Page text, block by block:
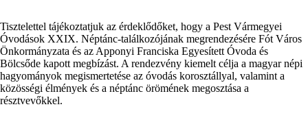
Tisztelettel tájékoztatjuk az érdeklődőket, hogy a Pest Vármegyei
Óvodások XXIX. Néptánc-találkozójának megrendezésére Fót Város
Önkormányzata és az Apponyi Franciska Egyesített Óvoda és
Bölcsőde kapott megbízást. A rendezvény kiemelt célja a magyar népi
hagyományok megismertetése az óvodás korosztállyal, valamint a
közösségi élmények és a néptánc örömének megosztása a
résztvevőkkel.